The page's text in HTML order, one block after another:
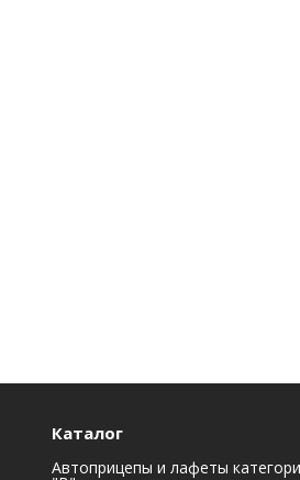
Каталог
Автоприцепы и лафеты